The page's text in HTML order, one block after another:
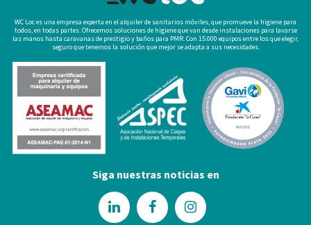
WC Loc es una empresa experta en el alquiler de sanitarios móviles, que promueve la higiene para
todos, en todas partes. Ofrecemos soluciones de higiene que van desde instalaciones para lavarse
las manos hasta caravanas de prestigio y baños para PMR. Con 15.000 equipos entre los que elegir,
seguro que tenemos la solución que mejor se adapta a sus necesidades.
Siga nuestras noticias en